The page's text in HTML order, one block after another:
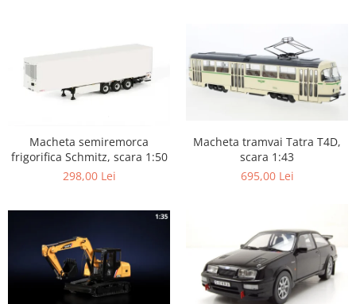
Macheta semiremorca
frigorifica Schmitz, scara 1:50
298,00 Lei
Macheta tramvai Tatra T4D,
scara 1:43
695,00 Lei